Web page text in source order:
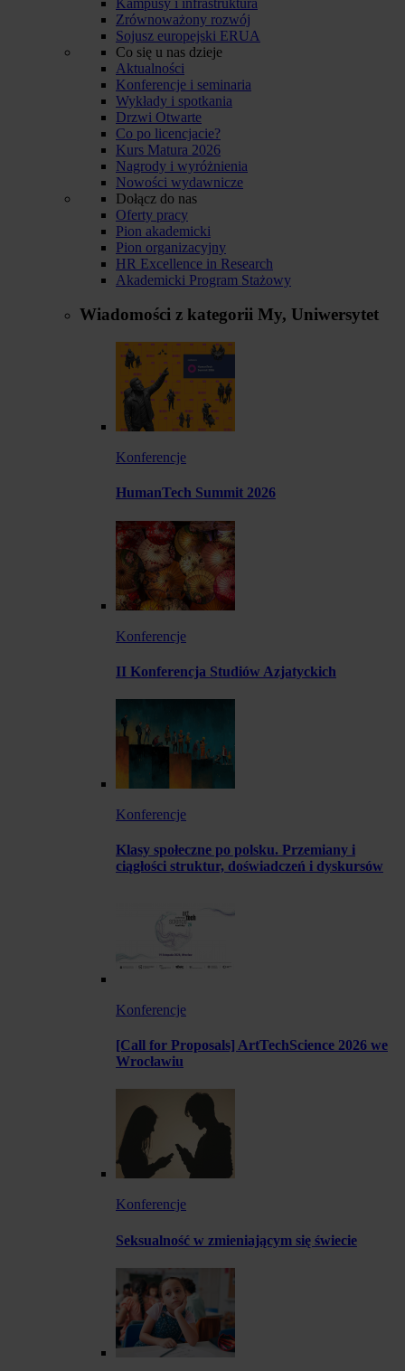
Zrównoważony rozwój
Sojusz europejski ERUA
Co się u nas dzieje
Aktualności
Konferencje i seminaria
Wykłady i spotkania
Drzwi Otwarte
Co po licencjacie?
Kurs Matura 2026
Nagrody i wyróżnienia
Nowości wydawnicze
Dołącz do nas
Oferty pracy
Pion akademicki
Pion organizacyjny
HR Excellence in Research
Akademicki Program Stażowy
Wiadomości z kategorii My, Uniwersytet
Konferencje
HumanTech Summit 2026
Konferencje
II Konferencja Studiów Azjatyckich
Konferencje
Klasy społeczne po polsku. Przemiany i
ciągłości struktur, doświadczeń i dyskursów
Konferencje
[Call for Proposals] ArtTechScience 2026 we
Wrocławiu
Konferencje
Seksualność w zmieniającym się świecie